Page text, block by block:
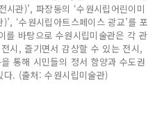
시관)’, 파장동의 ‘수원시립어린이미
‘수원시립아트스페이스 광교’를 포
를 바탕으로 수원시립미술관은 각 관
시, 즐기면서 감상할 수 있는 전시,
통해 시민들의 정서 함양과 수도권
다. (출처: 수원시립미술관)